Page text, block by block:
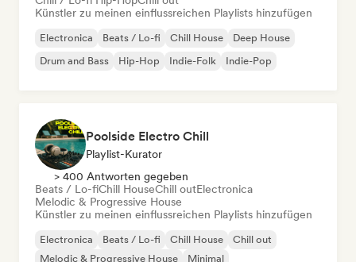
Künstler zu meinen einflussreichen Playlists hinzufügen
Electronica Beats / Lo-fi Chill House
Deep House
Drum and Bass
Hip-Hop Indie-Folk Indie-Pop
Poolside Electro Chill
Playlist-Kurator
> 400 Antworten gegeben
Beats / Lo-fiChill HouseChill outElectronica
Melodic & Progressive House
Künstler zu meinen einflussreichen Playlists hinzufügen
Electronica Beats / Lo-fi Chill House
Chill out
Melodic & Progressive House
Minimal